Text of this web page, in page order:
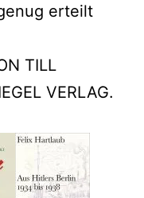
erteilt
TILL
VERLAG.